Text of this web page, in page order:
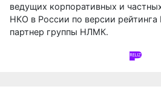
ведущих корпоративных и
НКО в России по версии рейтинга
партнер группы НЛМК.